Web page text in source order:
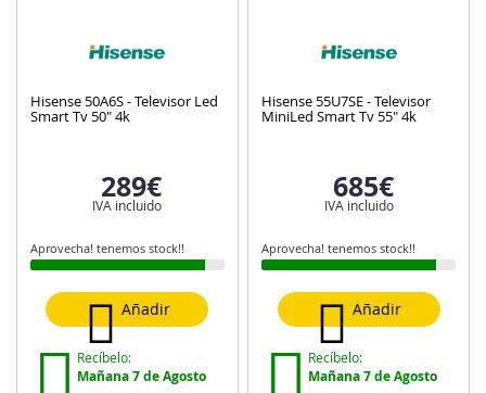
Hisense 50A6S - Televisor Led
Smart Tv 50" 4k
289€
IVA incluido
Aprovecha! tenemos stock!!
Añadir
Recíbelo:
Mañana 7 de Agosto
Hisense 55U7SE - Televisor
MiniLed Smart Tv 55" 4k
685€
IVA incluido
Aprovecha! tenemos stock!!
Añadir
Recíbelo:
Mañana 7 de Agosto